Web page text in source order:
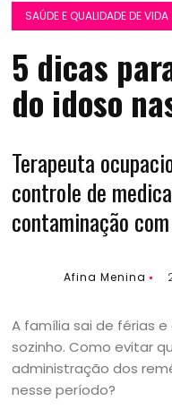
SAÚDE E QUALIDADE DE VIDA
5 dicas
do idoso
Terapeuta
controle de
contaminação
Afina Menina
A família sai de férias
sozinho. Como evitar
administração dos
nesse período?